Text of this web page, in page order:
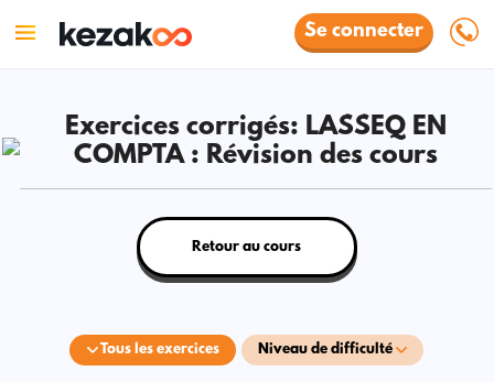
Se connecter
Exercices corrigés: LASSEQ EN
COMPTA : Révision des cours
Tous les exercices Niveau de difficulté
Retour au cours